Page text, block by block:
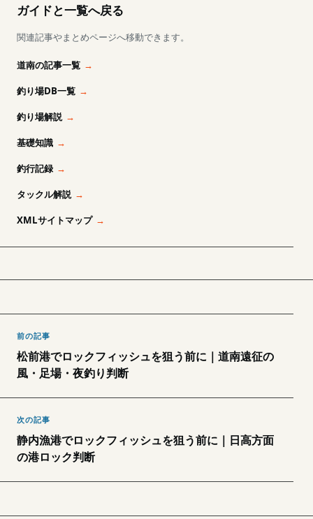
ガイドと一覧へ戻る
関連記事やまとめページへ移動できます。
道南の記事一覧
釣り場DB一覧
釣り場解説
基礎知識
釣行記録
タックル解説
XMLサイトマップ
前の記事
松前港でロックフィッシュを狙う前に｜道南遠征の
風・足場・夜釣り判断
次の記事
静内漁港でロックフィッシュを狙う前に｜日高方面
の港ロック判断